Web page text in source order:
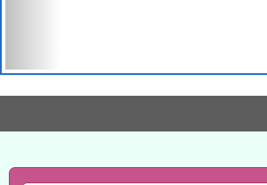
招甄選結果公告(無人
適應運動共學行動站研